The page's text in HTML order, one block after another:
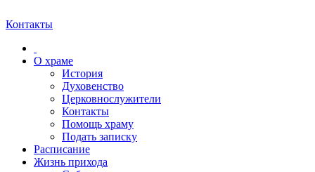
Контакты
О храме
История
Духовенство
Церковнослужители
Контакты
Помощь храму
Подать записку
Расписание
Жизнь прихода